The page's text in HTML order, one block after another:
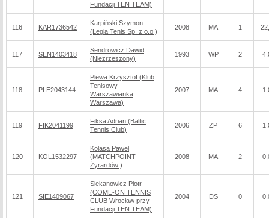
Fundacji TEN TEAM)
116 KAR1736542
Karpiński Szymon
(Legia Tenis Sp. z o.o.)
2008 MA 1
117 SEN1403418
Sendrowicz Dawid
(Niezrzeszony)
1993 WP 2
118 PLE2043144
Plewa Krzysztof (Klub
Tenisowy
Warszawianka
Warszawa)
2007 MA 4
119 FIK2041199
Fiksa Adrian (Baltic
Tennis Club)
2006 ZP 6
120 KOL1532297
Kolasa Paweł
(MATCHPOINT
Żyrardów )
2008 MA 2
121 SIE1409067
Siekanowicz Piotr
(COME-ON TENNIS
CLUB Wrocław przy
Fundacji TEN TEAM)
2004 DS 0